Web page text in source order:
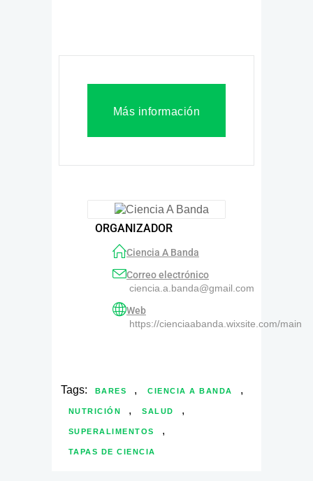
Más información
ORGANIZADOR
Ciencia A Banda
Correo electrónico
ciencia.a.banda@gmail.com
Web
https://cienciaabanda.wixsite.com/main
Tags: BARES , CIENCIA A BANDA ,
NUTRICIÓN , SALUD ,
SUPERALIMENTOS ,
TAPAS DE CIENCIA